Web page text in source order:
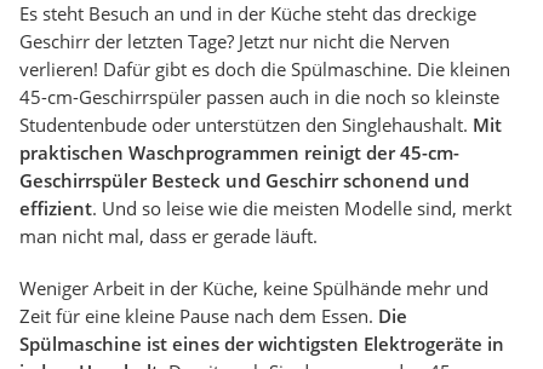
Es steht Besuch an und in der Küche steht das dreckige
Geschirr der letzten Tage? Jetzt nur nicht die Nerven
verlieren! Dafür gibt es doch die Spülmaschine. Die kleinen
45-cm-Geschirrspüler passen auch in die noch so kleinste
Studentenbude oder unterstützen den Singlehaushalt. Mit
praktischen Waschprogrammen reinigt der 45-cm-
Geschirrspüler Besteck und Geschirr schonend und
effizient. Und so leise wie die meisten Modelle sind, merkt
man nicht mal, dass er gerade läuft.
Weniger Arbeit in der Küche, keine Spülhände mehr und
Zeit für eine kleine Pause nach dem Essen. Die
Spülmaschine ist eines der wichtigsten Elektrogeräte in